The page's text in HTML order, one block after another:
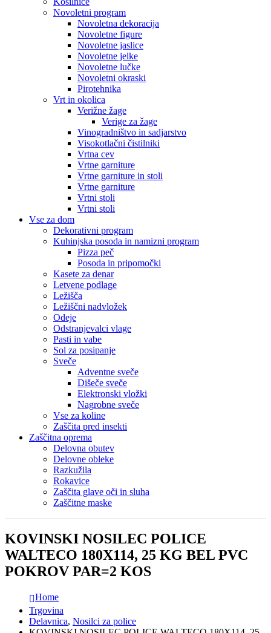
Novoletni program
Novoletna dekoracija
Novoletne figure
Novoletne jaslice
Novoletne jelke
Novoletne lučke
Novoletni okraski
Pirotehnika
Vrt in okolica
Verižne žage
Verige za žage
Vinogradništvo in sadjarstvo
Visokotlačni čistilniki
Vrtna cev
Vrtne garniture
Vrtne garniture in stoli
Vrtne garniture
Vrtni stoli
Vrtni stoli
Vse za dom
Dekorativni program
Kuhinjska posoda in namizni program
Pizza peč
Posoda in pripomočki
Kasete za denar
Letvene podlage
Ležišča
Ležiščni nadvložek
Odeje
Odstranjevalci vlage
Pasti in vabe
Sol za posipanje
Sveče
Adventne sveče
Dišeče sveče
Elektronski vložki
Nagrobne sveče
Vse za koline
Zaščita pred insekti
Zaščitna oprema
Delovna obutev
Delovne obleke
Razkužila
Rokavice
Zaščita glave oči in sluha
Zaščitne maske
KOVINSKI NOSILEC POLICE
WALTECO 180X114, 25 KG BEL PVC
POKROV PAR=2 KOS
Home
Trgovina
Delavnica, Nosilci za police